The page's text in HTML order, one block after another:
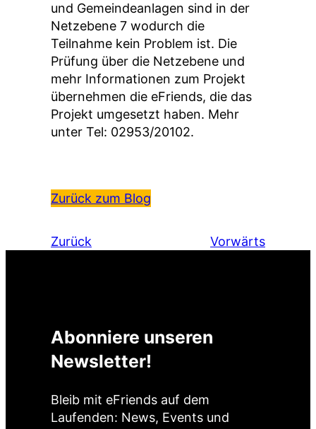
und Gemeindeanlagen sind in der
Netzebene 7 wodurch die
Teilnahme kein Problem ist. Die
Prüfung über die Netzebene und
mehr Informationen zum Projekt
übernehmen die eFriends, die das
Projekt umgesetzt haben. Mehr
unter Tel: 02953/20102.
Zurück zum Blog
Zurück Vorwärts
Abonniere unseren
Newsletter!
Bleib mit eFriends auf dem
Laufenden: News, Events und